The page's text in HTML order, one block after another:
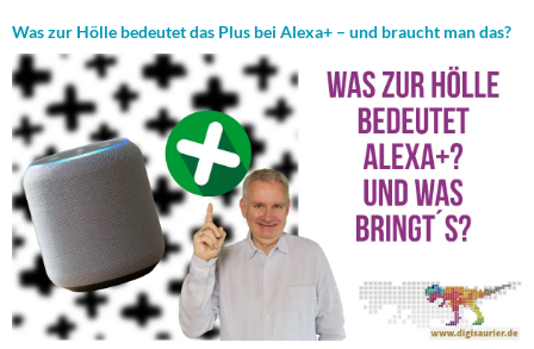
Was zur Hölle bedeutet das Plus bei Alexa+ – und braucht man das?